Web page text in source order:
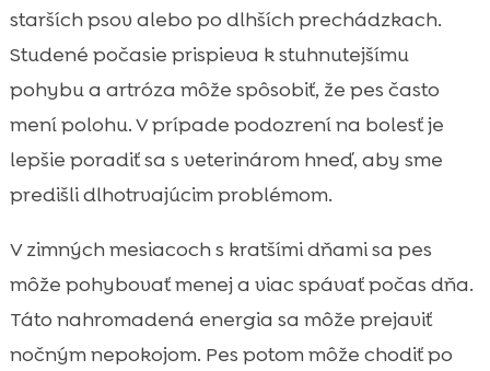
starších psov alebo po dlhších prechádzkach.
Studené počasie prispieva k stuhnutejšímu
pohybu a artróza môže spôsobiť, že pes často
mení polohu. V prípade podozrení na bolesť je
lepšie poradiť sa s veterinárom hneď, aby sme
predišli dlhotrvajúcim problémom.
V zimných mesiacoch s kratšími dňami sa pes
môže pohybovať menej a viac spávať počas dňa.
Táto nahromadená energia sa môže prejaviť
nočným nepokojom. Pes potom môže chodiť po